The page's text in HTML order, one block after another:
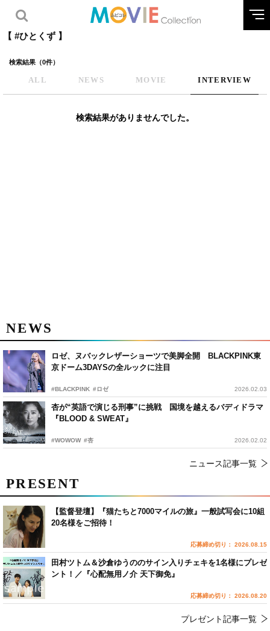
【 #ひとくず 】
検索結果（0件）
ALL NEWS MOVIE INTERVIEW
検索結果がありませんでした。
NEWS
ロゼ、ヌバックレザーショーツで美脚全開 BLACKPINK東
京ドーム3DAYSの全ルックに注目
#BLACKPINK #ロゼ 2026.02.03
杏が“英語で演じる刑事”に挑戦 国境を越えるバディドラマ
『BLOOD & SWEAT』
#WOWOW #杏 2026.02.02
ニュース記事一覧
PRESENT
【監督登壇】『猫たちと7000マイルの旅』一般試写会に10組
20名様をご招待！
応募締め切り： 2026.08.15
田村ツトム＆沙倉ゆうののサイン入りチェキを1名様にプレゼ
ント！／『心配無用ノ介 天下御免』
応募締め切り： 2026.08.20
プレゼント記事一覧